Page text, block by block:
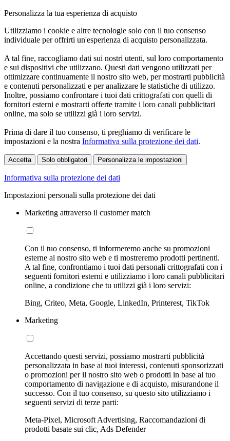
Personalizza la tua esperienza di acquisto
Utilizziamo i cookie e altre tecnologie solo con il tuo consenso
individuale per offrirti un'esperienza di acquisto personalizzata.
A tal fine, raccogliamo dati sui nostri utenti, sul loro comportamento
e sui dispositivi che utilizzano. Questi dati vengono utilizzati per
ottimizzare continuamente il nostro sito web, per mostrarti pubblicità
e contenuti personalizzati e per analizzare le statistiche di utilizzo.
Inoltre, possiamo confrontare i tuoi dati crittografati con quelli di
fornitori esterni e mostrarti offerte tramite i loro canali pubblicitari
online, ma solo se utilizzi già i loro servizi.
Prima di dare il tuo consenso, ti preghiamo di verificare le
impostazioni e la nostra Informativa sulla protezione dei dati.
Accetta Solo obbligatori Personalizza le impostazioni
Informativa sulla protezione dei dati
Impostazioni personali sulla protezione dei dati
Marketing attraverso il customer match
Con il tuo consenso, ti informeremo anche su promozioni
esterne al nostro sito web e ti mostreremo prodotti pertinenti.
A tal fine, confrontiamo i tuoi dati personali crittografati con i
seguenti fornitori esterni e utilizziamo i loro canali pubblicitari
online, a condizione che tu utilizzi già i loro servizi:
Bing, Criteo, Meta, Google, LinkedIn, Printerest, TikTok
Marketing
Accettando questi servizi, possiamo mostrarti pubblicità
personalizzata in base ai tuoi interessi, contenuti sponsorizzati
o promozioni per il nostro sito web o prodotti in base al tuo
comportamento di navigazione e di acquisto, misurandone il
successo. Con il tuo consenso, su questo sito utilizziamo i
seguenti servizi di terze parti:
Meta-Pixel, Microsoft Advertising, Raccomandazioni di
prodotti basate sui clic, Ads Defender